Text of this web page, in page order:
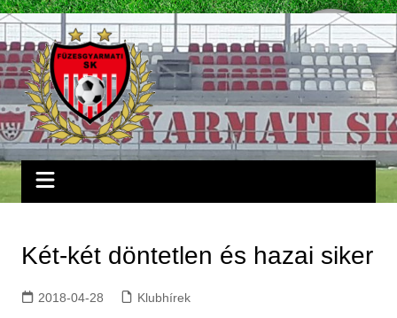
Skip
to
content
Két-két döntetlen és hazai siker
2018-04-28 Klubhírek